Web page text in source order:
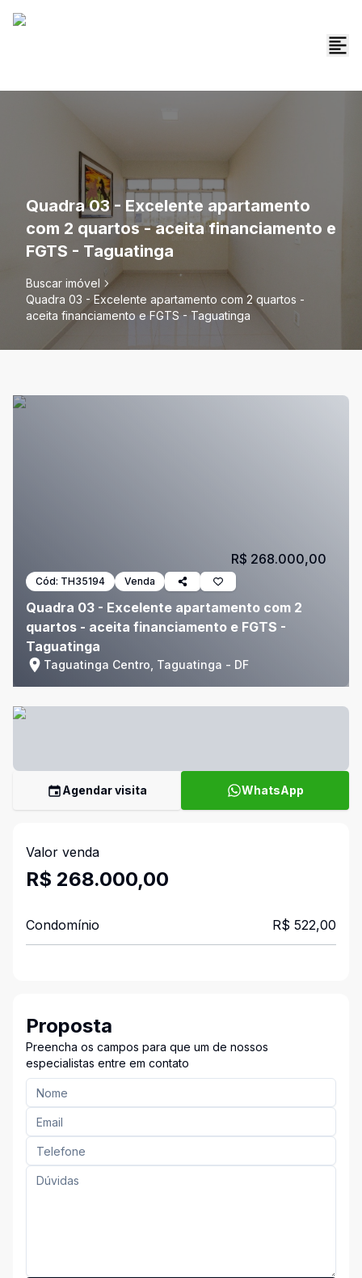
Quadra 03 - Excelente apartamento
com 2 quartos - aceita financiamento e
FGTS - Taguatinga
Buscar imóvel
Quadra 03 - Excelente apartamento com 2 quartos -
aceita financiamento e FGTS - Taguatinga
Cód: TH35194 Venda
Quadra 03 - Excelente apartamento com 2
quartos - aceita financiamento e FGTS -
Taguatinga
Taguatinga Centro, Taguatinga - DF
R$ 268.000,00
Agendar visita WhatsApp
Valor venda
R$ 268.000,00
Condomínio R$ 522,00
Proposta
Preencha os campos para que um de nossos
especialistas entre em contato